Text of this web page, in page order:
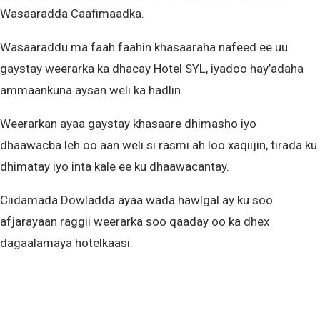
Wasaaradda Caafimaadka.
Wasaaraddu ma faah faahin khasaaraha nafeed ee uu
gaystay weerarka ka dhacay Hotel SYL, iyadoo hay’adaha
ammaankuna aysan weli ka hadlin.
Weerarkan ayaa gaystay khasaare dhimasho iyo
dhaawacba leh oo aan weli si rasmi ah loo xaqiijin, tirada ku
dhimatay iyo inta kale ee ku dhaawacantay.
Ciidamada Dowladda ayaa wada hawlgal ay ku soo
afjarayaan raggii weerarka soo qaaday oo ka dhex
dagaalamaya hotelkaasi.